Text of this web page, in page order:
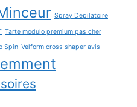
Spray Depilatoire
Tarte modulo premium pas cher
Spin Velform cross shaper avis